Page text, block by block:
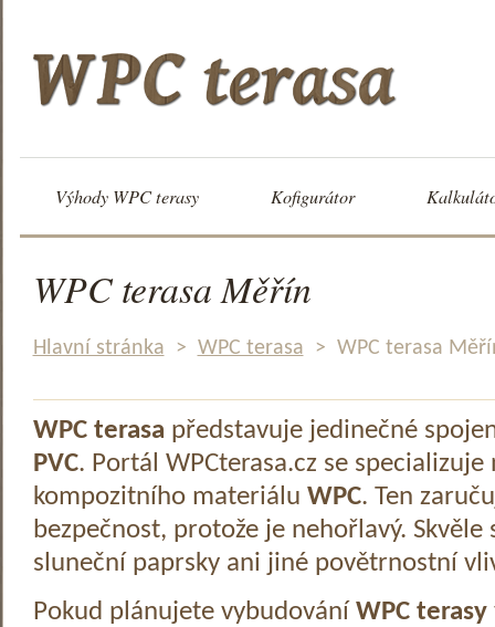
Výhody WPC terasy Kofigurátor
WPC terasa Měřín
Hlavní stránka > WPC terasa > WPC terasa
WPC terasa představuje jedinečné
PVC. Portál WPCterasa.cz se specializuje
kompozitního materiálu WPC. Ten
bezpečnost, protože je nehořlavý.
sluneční paprsky ani jiné povětrnostní
Pokud plánujete vybudování WPC terasy